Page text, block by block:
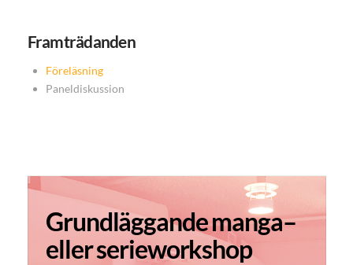
Framträdanden
Föreläsning
Paneldiskussion
Grundläggande manga–
eller serieworkshop